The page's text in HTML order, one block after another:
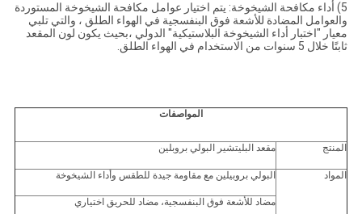
5) أداء مكافحة الشيخوخة: يتم اختيار عوامل مكافحة الشيخوخة المستوردة
والعوامل المضادة للأشعة فوق البنفسجية في الهواء الطلق ، والتي تلبي
معيار "اختبار أداء الشيخوخة البلاستيكية" الدولي ،بحيث يكون لون المقعد
ثابتًا خلال 5 سنوات من الاستخدام في الهواء الطلق.
المواصفات
المنتج مقعد البليتشير البولي بروبلين
المواد البولي بروبيلين مع مقاومة جيدة للطقس وأداء الشيخوخة
مضاد للأشعة فوق البنفسجية، مضاد للحريق اختياري